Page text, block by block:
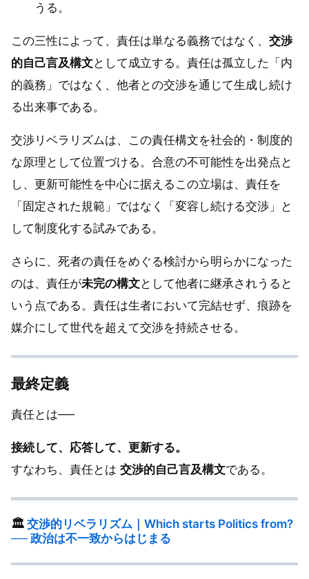
うる。
この三性によって、責任は単なる義務ではなく、 交渉
的自己言及構文として成立する。責任は孤立した「内
的義務」ではなく、他者との交渉を通じて生成し続け
る出来事である。
交渉リベラリズムは、この責任構文を社会的・制度的
な原理として位置づける。合意の不可能性を出発点と
し、更新可能性を中心に据えるこの立場は、責任を
「固定された規範」ではなく「変容し続ける交渉」と
して制度化する試みである。
さらに、死者の責任をめぐる検討から明らかになった
のは、責任が未完の構文として他者に継承されうると
いう点である。責任は生者において完結せず、痕跡を
媒介にして世代を超えて交渉を持続させる。
最終定義
責任とは──
接続して、応答して、更新する。
すなわち、責任とは 交渉的自己言及構文である。
🏛️ 交渉的リベラリズム｜Which starts Politics from?
── 政治は不一致からはじまる